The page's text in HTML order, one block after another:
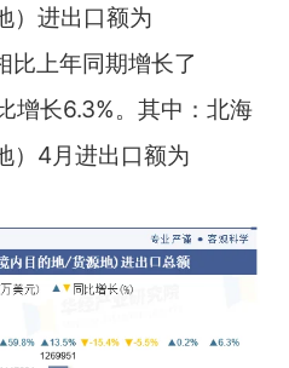
）进出口额为
上年同期增长了
增长6.3%。其中：北海
）4月进出口额为